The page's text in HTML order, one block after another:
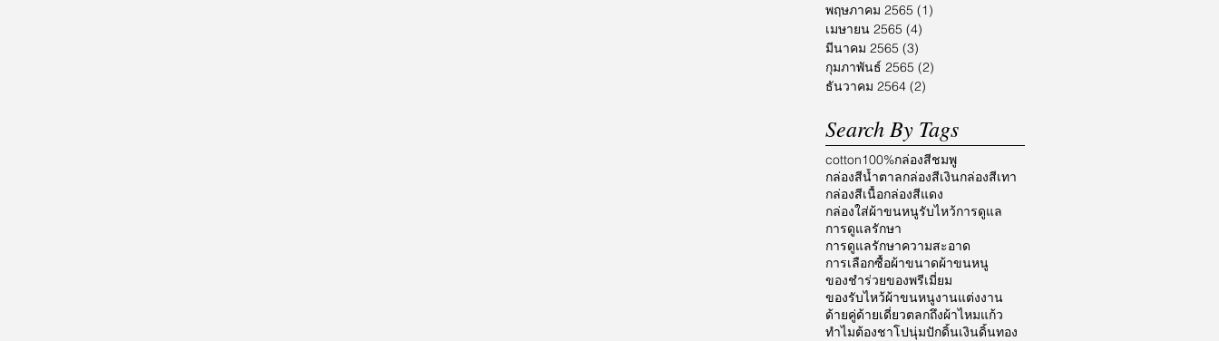
พฤษภาคม 2565 (1)
เมษายน 2565 (4)
มีนาคม 2565 (3)
กุมภาพันธ์ 2565 (2)
ธันวาคม 2564 (2)
Search By Tags
cotton100%กล่องสีชมพู
กล่องสีน้ำตาลกล่องสีเงินกล่องสีเทา
กล่องสีเนื้อกล่องสีแดง
กล่องใส่ผ้าขนหนูรับไหว้การดูแล
การดูแลรักษา
การดูแลรักษาความสะอาด
การเลือกซื้อผ้าขนาดผ้าขนหนู
ของชำร่วยของพรีเมี่ยม
ของรับไหว้ผ้าขนหนูงานแต่งงาน
ด้ายคู่ด้ายเดี่ยวตลกถึงผ้าไหมแก้ว
ทำไมต้องชาโปนุ่มปักดิ้นเงินดิ้นทอง